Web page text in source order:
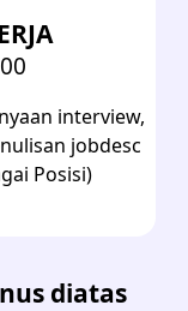
interview,
jobdesc
Posisi)
diatas